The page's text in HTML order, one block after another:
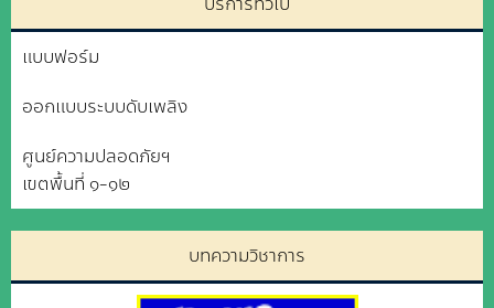
แบบฟอร์ม
ออกแบบระบบดับเพลิง
ศูนย์ความปลอดภัยฯ
เขตพื้นที่ ๑-๑๒
บทความวิชาการ